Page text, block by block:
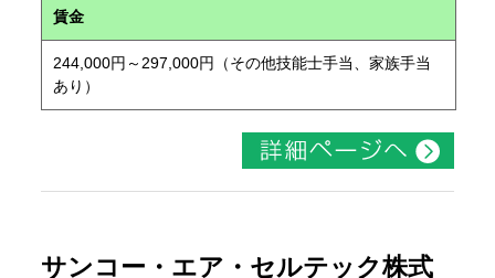
賃金
244,000円～297,000円（その他技能士手当、家族手当
あり）
サンコー・エア・セルテック株式